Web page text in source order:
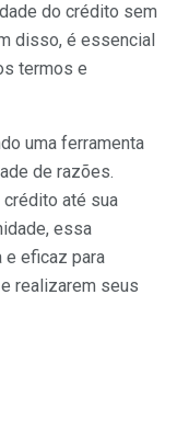
do crédito sem
disso, é essencial
termos e
uma ferramenta
de razões.
até sua
essa
e eficaz para
realizarem seus